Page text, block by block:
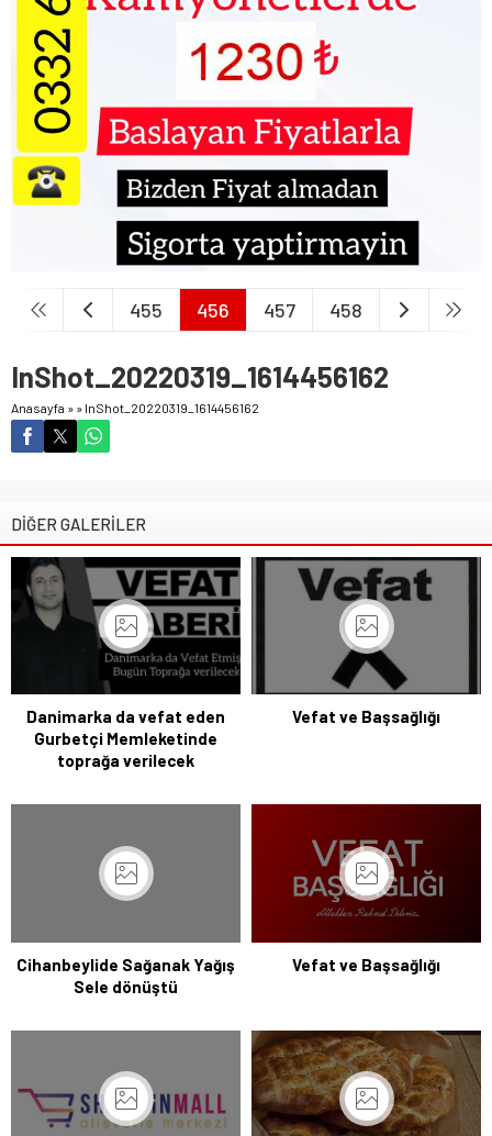
455 456 457 458
InShot_20220319_1614456162
Anasayfa » » InShot_20220319_1614456162
DİĞER GALERİLER
Danimarka da vefat eden
Gurbetçi Memleketinde
toprağa verilecek
Vefat ve Başsağlığı
Cihanbeylide Sağanak Yağış
Sele dönüştü
Vefat ve Başsağlığı